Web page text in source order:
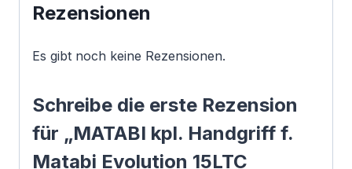
Rezensionen
Es gibt noch keine Rezensionen.
Schreibe die erste Rezension
für „MATABI kpl. Handgriff f.
Matabi Evolution 15LTC